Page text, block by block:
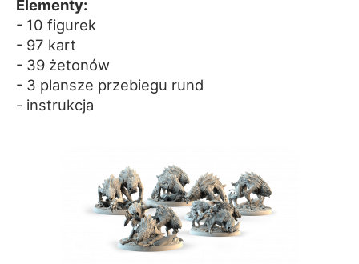
Elementy:
- 10 figurek
- 97 kart
- 39 żetonów
- 3 plansze przebiegu rund
- instrukcja